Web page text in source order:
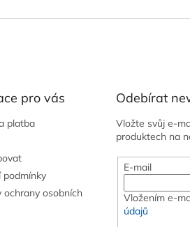
pro vás
platba
podmínky
ochrany osobních
Odebírat
Vložte svůj e-
produktech na
E-mail
Vložením e-
údajů